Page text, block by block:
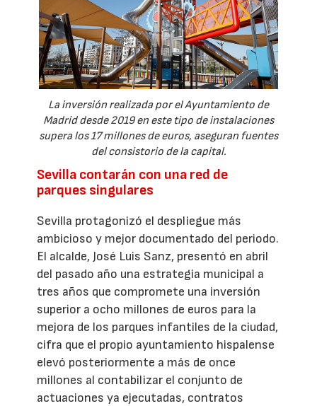
La inversión realizada por el Ayuntamiento de
Madrid desde 2019 en este tipo de instalaciones
supera los 17 millones de euros, aseguran fuentes
del consistorio de la capital.
Sevilla contarán con una red de
parques singulares
Sevilla protagonizó el despliegue más
ambicioso y mejor documentado del periodo.
El alcalde, José Luis Sanz, presentó en abril
del pasado año una estrategia municipal a
tres años que compromete una inversión
superior a ocho millones de euros para la
mejora de los parques infantiles de la ciudad,
cifra que el propio ayuntamiento hispalense
elevó posteriormente a más de once
millones al contabilizar el conjunto de
actuaciones ya ejecutadas, contratos